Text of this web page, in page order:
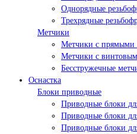
Однорядные
Трехрядные
Метчики
Метчики с прямыми
Метчики с
Бесстружечные
Оснастка
Блоки приводные
Приводные блоки
Приводные блоки
Приводные блоки